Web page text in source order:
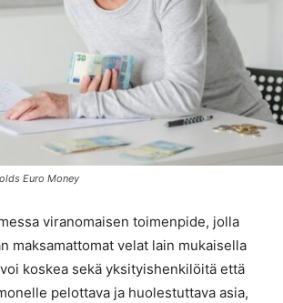
Euro Money
viranomaisen toimenpide, jolla
maksamattomat velat lain mukaisella
koskea sekä yksityishenkilöitä että
pelottava ja huolestuttava asia,